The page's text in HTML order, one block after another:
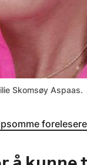
Skomsøy Aspaas.